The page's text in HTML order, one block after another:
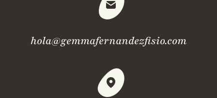
hola@gemmafernandezfisio.com